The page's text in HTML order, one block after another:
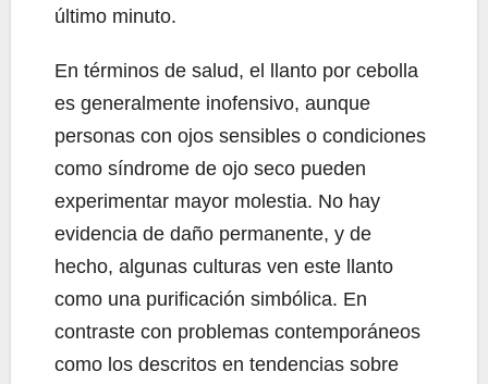
último minuto.
En términos de salud, el llanto por cebolla
es generalmente inofensivo, aunque
personas con ojos sensibles o condiciones
como síndrome de ojo seco pueden
experimentar mayor molestia. No hay
evidencia de daño permanente, y de
hecho, algunas culturas ven este llanto
como una purificación simbólica. En
contraste con problemas contemporáneos
como los descritos en tendencias sobre